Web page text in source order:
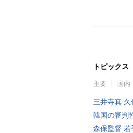
トピックス
主要 国内
三井寺真 久
韓国の審判
森保監督 若